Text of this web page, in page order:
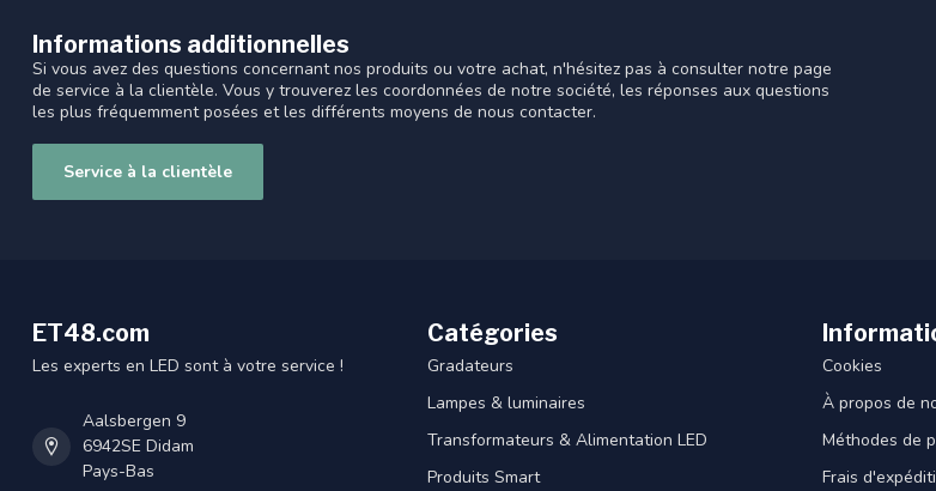
Informations additionnelles
Si vous avez des questions concernant nos produits ou votre achat, n'hésitez pas à consulter notre page
de service à la clientèle. Vous y trouverez les coordonnées de notre société, les réponses aux questions
les plus fréquemment posées et les différents moyens de nous contacter.
Service à la clientèle
ET48.com
Les experts en LED sont à votre service !
Aalsbergen 9
6942SE Didam
Pays-Bas
Catégories
Gradateurs
Lampes & luminaires
Transformateurs & Alimentation LED
Produits Smart
Cookies
À propos de
Méthodes de
Frais